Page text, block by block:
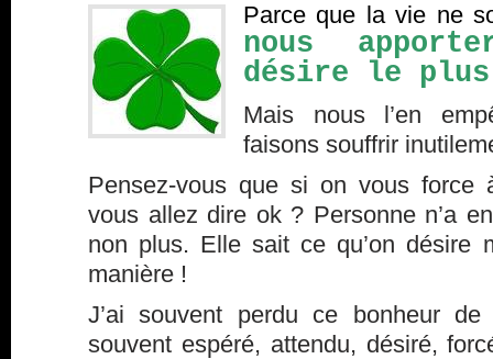
Parce que la vie ne
nous
désire le
Mais nous l’en
faisons souffrir
Pensez-vous que si on vous force
vous allez dire ok ? Personne n’a
non plus. Elle sait ce qu’on désire
manière !
J’ai souvent perdu ce bonheur de
souvent espéré, attendu, désiré,